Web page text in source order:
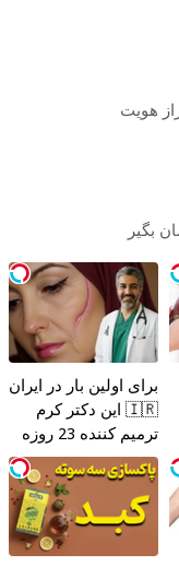
برای اولین بار در ایران
🇮🇷 این دکتر کرم
ترمیم کننده 23 روزه
ساخت!